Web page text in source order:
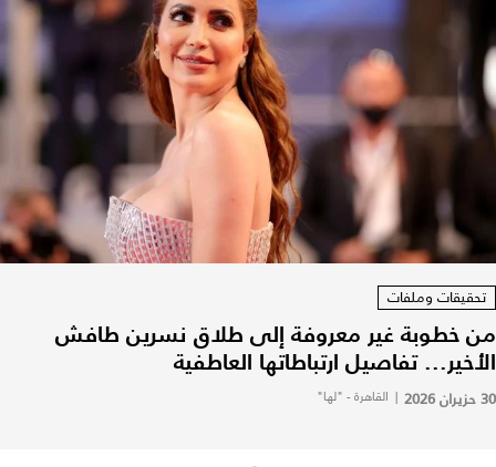
تحقيقات وملفات
من خطوبة غير معروفة إلى طلاق نسرين طافش
الأخير... تفاصيل ارتباطاتها العاطفية
30 حزيران 2026 | القاهرة - "لها"